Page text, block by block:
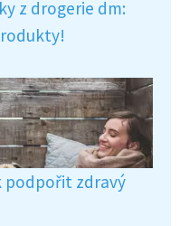
z drogerie dm:
podpořit zdravý